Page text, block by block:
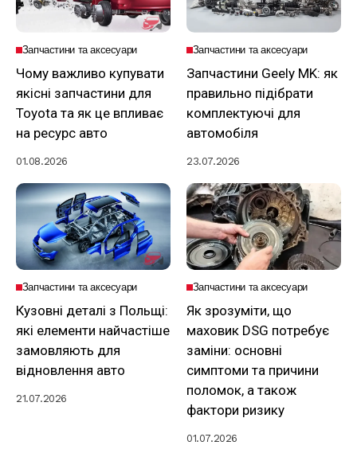
Запчастини та аксесуари
Чому важливо купувати
якісні запчастини для
Toyota та як це впливає
на ресурс авто
01.08.2026
Запчастини та аксесуари
Запчастини Geely MK: як
правильно підібрати
комплектуючі для
автомобіля
23.07.2026
Запчастини та аксесуари
Кузовні деталі з Польщі:
які елементи найчастіше
замовляють для
відновлення авто
21.07.2026
Запчастини та аксесуари
Як зрозуміти, що
маховик DSG потребує
заміни: основні
симптоми та причини
поломок, а також
фактори ризику
01.07.2026